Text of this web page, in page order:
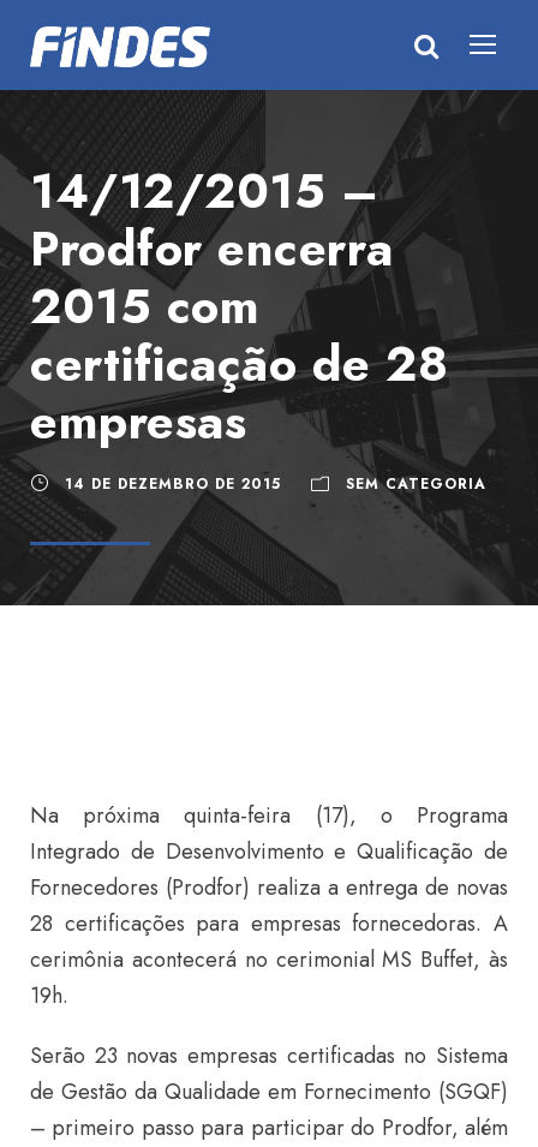
14/12/2015 –
Prodfor encerra
2015 com
certificação de 28
empresas
14 DE DEZEMBRO DE 2015 SEM CATEGORIA
Na próxima quinta-feira (17), o Programa
Integrado de Desenvolvimento e Qualificação de
Fornecedores (Prodfor) realiza a entrega de novas
28 certificações para empresas fornecedoras. A
cerimônia acontecerá no cerimonial MS Buffet, às
19h.
Serão 23 novas empresas certificadas no Sistema
de Gestão da Qualidade em Fornecimento (SGQF)
– primeiro passo para participar do Prodfor, além